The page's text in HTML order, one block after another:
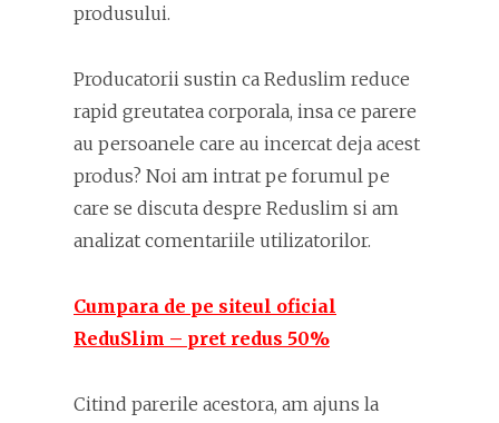
produsului.
Producatorii sustin ca Reduslim reduce
rapid greutatea corporala, insa ce parere
au persoanele care au incercat deja acest
produs? Noi am intrat pe forumul pe
care se discuta despre Reduslim si am
analizat comentariile utilizatorilor.
Cumpara de pe siteul oficial
ReduSlim – pret redus 50%
Citind parerile acestora, am ajuns la